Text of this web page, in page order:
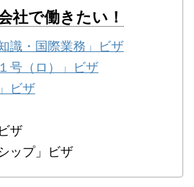
社で働きたい！
識・国際業務」ビザ
号（ロ）」ビザ
ビザ
ザ
ップ」ビザ